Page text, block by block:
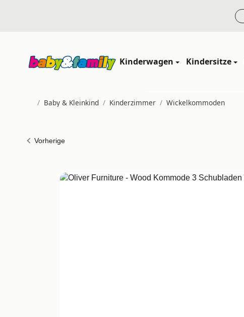
Kinderwagen Kindersitze
/ Baby & Kleinkind / Kinderzimmer / Wickelkommoden
Vorherige